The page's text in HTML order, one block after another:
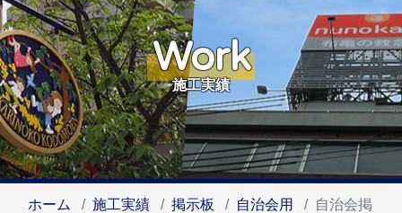
Work
施工実績
ホーム 施工実績 掲示板 自治会用
自治会掲